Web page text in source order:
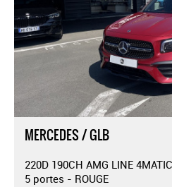
MERCEDES / GLB
220D 190CH AMG LINE
5 portes - ROUGE